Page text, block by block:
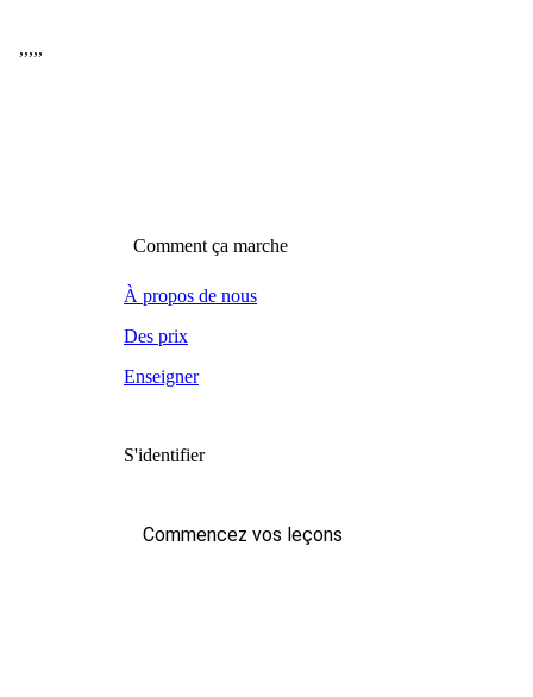
,,,,,
Comment ça marche
À propos de nous
Des prix
Enseigner
S'identifier
Commencez vos leçons